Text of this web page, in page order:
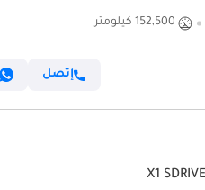
152,500 كيلومتر
إتصل